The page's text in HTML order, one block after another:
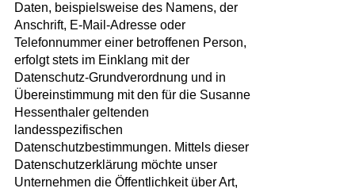
Daten, beispielsweise des Namens, der
Anschrift, E-Mail-Adresse oder
Telefonnummer einer betroffenen Person,
erfolgt stets im Einklang mit der
Datenschutz-Grundverordnung und in
Übereinstimmung mit den für die Susanne
Hessenthaler geltenden
landesspezifischen
Datenschutzbestimmungen. Mittels dieser
Datenschutzerklärung möchte unser
Unternehmen die Öffentlichkeit über Art,